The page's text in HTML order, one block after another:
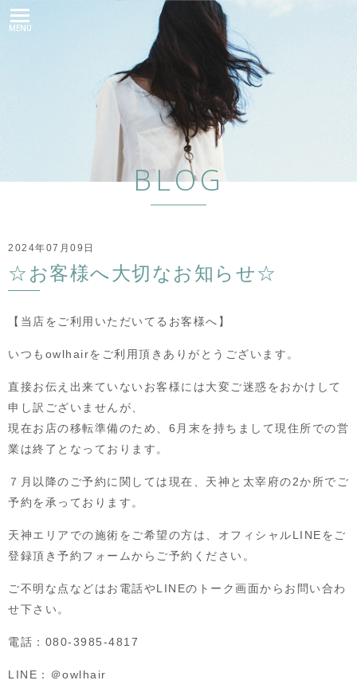
MENU
BLOG
2024年07月09日
☆お客様へ大切なお知らせ☆
【当店をご利用いただいてるお客様へ】
いつもowlhairをご利用頂きありがとうございます。
直接お伝え出来ていないお客様には大変ご迷惑をおかけして
申し訳ございませんが、
現在お店の移転準備のため、6月末を持ちまして現住所での営
業は終了となっております。
７月以降のご予約に関しては現在、天神と太宰府の2か所でご
予約を承っております。
天神エリアでの施術をご希望の方は、オフィシャルLINEをご
登録頂き予約フォームからご予約ください。
ご不明な点などはお電話やLINEのトーク画面からお問い合わ
せ下さい。
電話：080-3985-4817
LINE：＠owlhair